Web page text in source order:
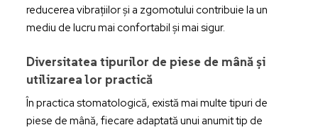
reducerea vibrațiilor și a zgomotului contribuie la un
mediu de lucru mai confortabil și mai sigur.
Diversitatea tipurilor de piese de mână și
utilizarea lor practică
În practica stomatologică, există mai multe tipuri de
piese de mână, fiecare adaptată unui anumit tip de